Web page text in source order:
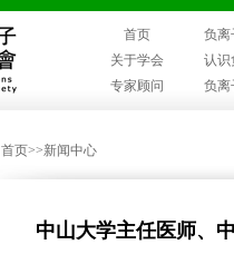
首页 负离
关于学会
认识
专家顾问
负离
首页>>新闻中心
中山大学主任医师、